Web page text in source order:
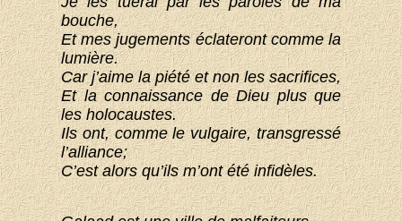
bouche,
Et mes jugements éclateront comme la
lumière.
Car j’aime la piété et non les sacrifices,
Et la connaissance de Dieu plus que
les holocaustes.
Ils ont, comme le vulgaire, transgressé
l’alliance;
C’est alors qu’ils m’ont été infidèles.